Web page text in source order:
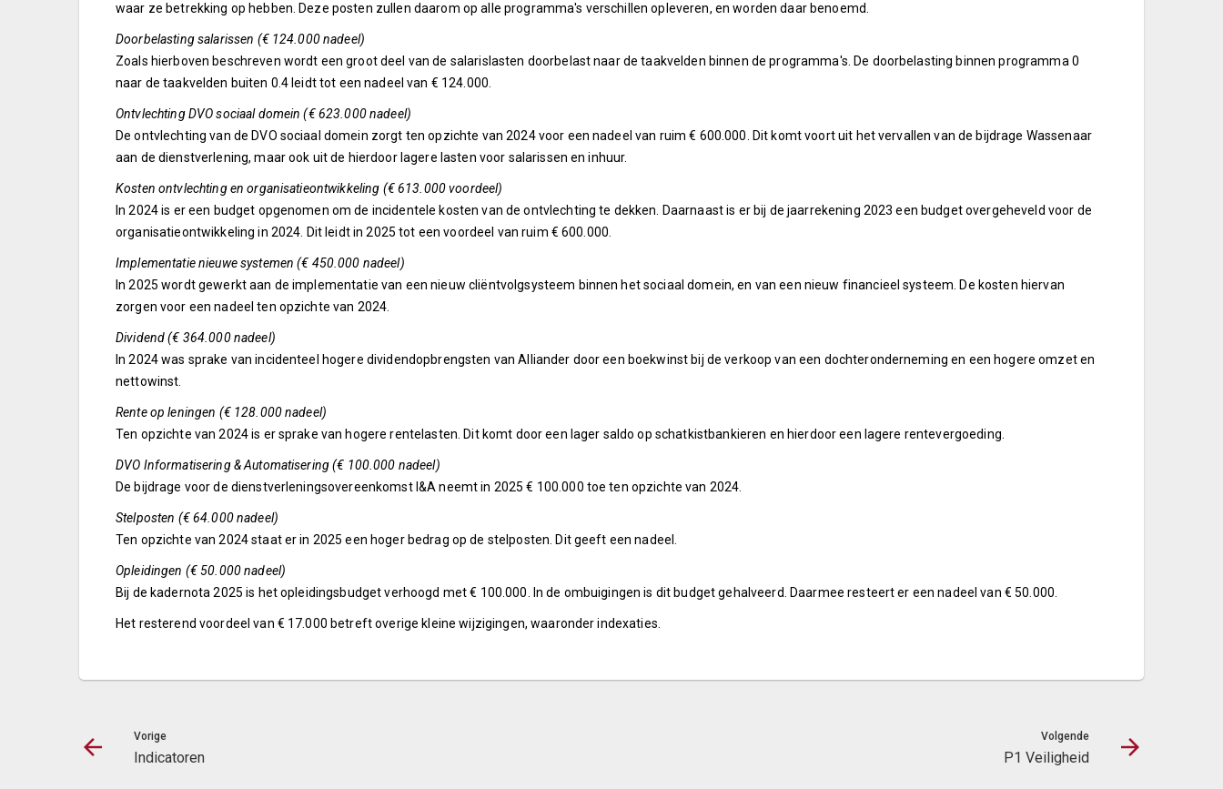
waar ze betrekking op hebben. Deze posten zullen daarom op alle programma's verschillen opleveren, en worden daar benoemd.
Doorbelasting salarissen (€ 124.000 nadeel)
Zoals hierboven beschreven wordt een groot deel van de salarislasten doorbelast naar de taakvelden binnen de programma's. De doorbelasting binnen programma 0
naar de taakvelden buiten 0.4 leidt tot een nadeel van € 124.000.
Ontvlechting DVO sociaal domein (€ 623.000 nadeel)
De ontvlechting van de DVO sociaal domein zorgt ten opzichte van 2024 voor een nadeel van ruim € 600.000. Dit komt voort uit het vervallen van de bijdrage Wassenaar
aan de dienstverlening, maar ook uit de hierdoor lagere lasten voor salarissen en inhuur.
Kosten ontvlechting en organisatieontwikkeling (€ 613.000 voordeel)
In 2024 is er een budget opgenomen om de incidentele kosten van de ontvlechting te dekken. Daarnaast is er bij de jaarrekening 2023 een budget overgeheveld voor de
organisatieontwikkeling in 2024. Dit leidt in 2025 tot een voordeel van ruim € 600.000.
Implementatie nieuwe systemen (€ 450.000 nadeel)
In 2025 wordt gewerkt aan de implementatie van een nieuw cliëntvolgsysteem binnen het sociaal domein, en van een nieuw financieel systeem. De kosten hiervan
zorgen voor een nadeel ten opzichte van 2024.
Dividend (€ 364.000 nadeel)
In 2024 was sprake van incidenteel hogere dividendopbrengsten van Alliander door een boekwinst bij de verkoop van een dochteronderneming en een hogere omzet en
nettowinst.
Rente op leningen (€ 128.000 nadeel)
Ten opzichte van 2024 is er sprake van hogere rentelasten. Dit komt door een lager saldo op schatkistbankieren en hierdoor een lagere rentevergoeding.
DVO Informatisering & Automatisering (€ 100.000 nadeel)
De bijdrage voor de dienstverleningsovereenkomst I&A neemt in 2025 € 100.000 toe ten opzichte van 2024.
Stelposten (€ 64.000 nadeel)
Ten opzichte van 2024 staat er in 2025 een hoger bedrag op de stelposten. Dit geeft een nadeel.
Opleidingen (€ 50.000 nadeel)
Bij de kadernota 2025 is het opleidingsbudget verhoogd met € 100.000. In de ombuigingen is dit budget gehalveerd. Daarmee resteert er een nadeel van € 50.000.
Het resterend voordeel van € 17.000 betreft overige kleine wijzigingen, waaronder indexaties.
Vorige
Indicatoren
Volgende
P1 Veiligheid